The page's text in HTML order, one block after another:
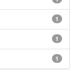
1
1
1